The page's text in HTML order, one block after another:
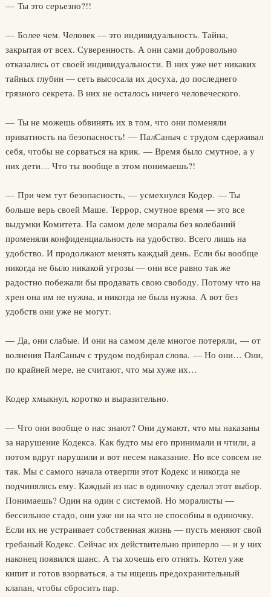
— Ты это серьезно?!!
— Более чем. Человек — это индивидуальность. Тайна,
закрытая от всех. Суверенность. А они сами добровольно
отказались от своей индивидуальности. В них уже нет никаких
тайных глубин — сеть высосала их досуха, до последнего
грязного секрета. В них не осталось ничего человеческого.
— Ты не можешь обвинять их в том, что они поменяли
приватность на безопасность! — ПалСаныч с трудом сдерживал
себя, чтобы не сорваться на крик. — Время было смутное, а у
них дети… Что ты вообще в этом понимаешь?!
— При чем тут безопасность, — усмехнулся Кодер. — Ты
больше верь своей Маше. Террор, смутное время — это все
выдумки Комитета. На самом деле моралы без колебаний
променяли конфиденциальность на удобство. Всего лишь на
удобство. И продолжают менять каждый день. Если бы вообще
никогда не было никакой угрозы — они все равно так же
радостно побежали бы продавать свою свободу. Потому что на
хрен она им не нужна, и никогда не была нужна. А вот без
удобств они уже не могут.
— Да, они слабые. И они на самом деле многое потеряли, — от
волнения ПалСаныч с трудом подбирал слова. — Но они… Они,
по крайней мере, не считают, что мы хуже их…
Кодер хмыкнул, коротко и выразительно.
— Что они вообще о нас знают? Они думают, что мы наказаны
за нарушение Кодекса. Как будто мы его принимали и чтили, а
потом вдруг нарушили и вот несем наказание. Но все совсем не
так. Мы с самого начала отвергли этот Кодекс и никогда не
подчинялись ему. Каждый из нас в одиночку сделал этот выбор.
Понимаешь? Один на один с системой. Но моралисты —
бессильное стадо, они уже ни на что не способны в одиночку.
Если их не устраивает собственная жизнь — пусть меняют свой
гребаный Кодекс. Сейчас их действительно приперло — и у них
наконец появился шанс. А ты хочешь его отнять. Котел уже
кипит и готов взорваться, а ты ищешь предохранительный
клапан, чтобы сбросить пар.